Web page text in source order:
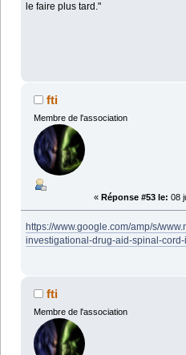
le faire plus tard."
fti
Membre de l'association
« Réponse #53 le: 08
https://www.google.com/amp/s/
investigational-drug-aid-spinal-
fti
Membre de l'association